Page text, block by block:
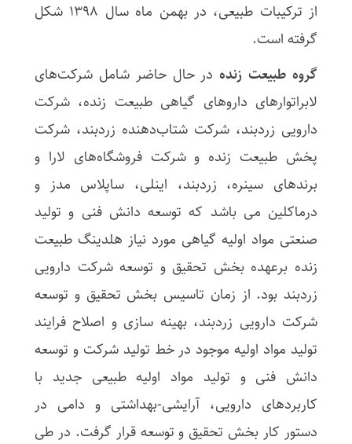
از ترکیبات طبیعی، در بهمن ماه سال 1398 شکل
گرفته است.
گروه طبیعت زندهدر حال حاضر شامل شرکت‌های
لابراتوارهای داروهای گیاهی طبیعت زنده، شرکت
دارویی زردبند، شرکت شتاب‌دهنده زردبند، شرکت
پخش طبیعت زنده و شرکت فروشگاه‌های لارا و
برندهای سینره، زردبند، اینلی، ساپلاس مدز و
درماکلین می باشد که توسعه دانش فنی و تولید
صنعتی مواد اولیه گیاهی مورد نیاز هلدینگ طبیعت
زنده برعهده بخش تحقیق و توسعه شرکت دارویی
زردبند بود. از زمان تاسیس بخش تحقیق و توسعه
شرکت دارویی زردبند، بهینه سازی و اصلاح فرایند
تولید مواد اولیه موجود در خط تولید شرکت و توسعه
دانش فنی و تولید مواد اولیه طبیعی جدید با
کاربردهای دارویی، آرایشی-بهداشتی و دامی در
دستور کار بخش تحقیق و توسعه قرار گرفت. در طی